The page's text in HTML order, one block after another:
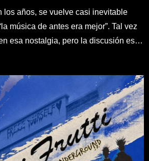
los años, se vuelve casi inevitable
música de antes era mejor”. Tal vez
esa nostalgia, pero la discusión es…